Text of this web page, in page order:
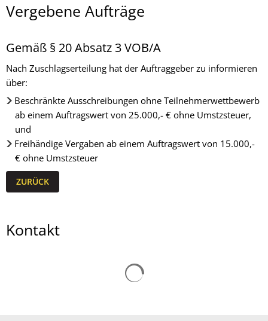
Vergebene
Vergebene Aufträge
Gemäß § 20 Absatz 3 VOB/A
Nach Zuschlagserteilung hat der Auftraggeber zu informieren
über:
Beschränkte Ausschreibungen ohne Teilnehmerwettbewerb
ab einem Auftragswert von 25.000,- € ohne Umstzsteuer,
und
Freihändige Vergaben ab einem Auftragswert von 15.000,-
€ ohne Umstzsteuer
ZURÜCK
Kontakt